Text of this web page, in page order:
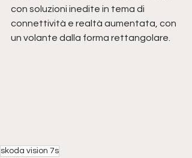
con soluzioni inedite in tema di
connettività e realtà aumentata, con
un volante dalla forma rettangolare.
skoda vision 7s